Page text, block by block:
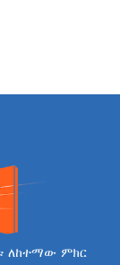
ለከተማው ምክር